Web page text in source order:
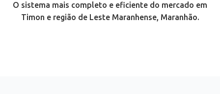
O sistema mais completo e eficiente do mercado em
Timon e região de Leste Maranhense, Maranhão.